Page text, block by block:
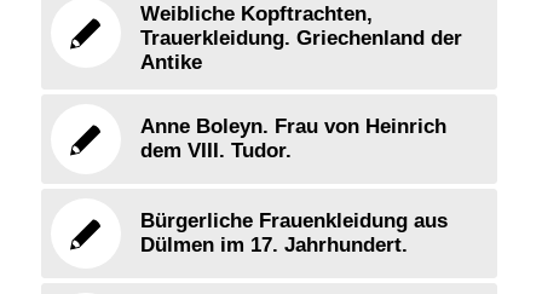
Weibliche Kopftrachten,
Trauerkleidung. Griechenland der
Antike
Anne Boleyn. Frau von Heinrich
dem VIII. Tudor.
Bürgerliche Frauenkleidung aus
Dülmen im 17. Jahrhundert.